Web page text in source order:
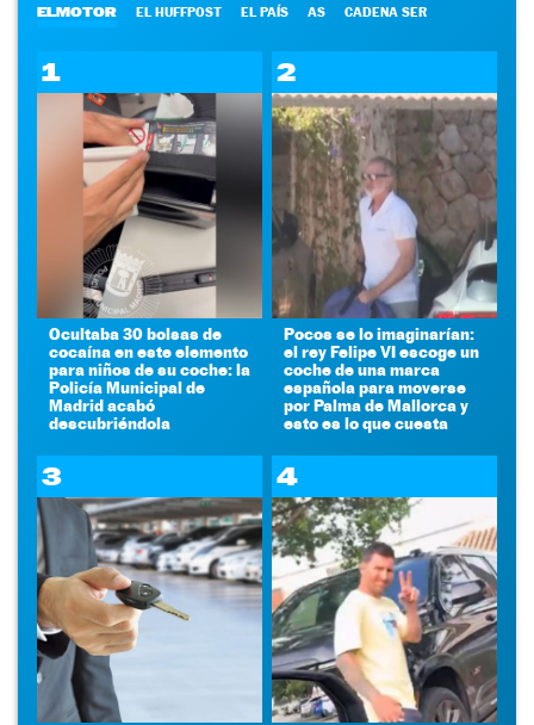
ELMOTOR EL HUFFPOST EL PAÍS AS CADENA SER
1
Ocultaba 30 bolsas de
cocaína en este elemento
para niños de su coche: la
Policía Municipal de
Madrid acabó
descubriéndola
2
Pocos se lo imaginarían:
el rey Felipe VI escoge un
coche de una marca
española para moverse
por Palma de Mallorca y
esto es lo que cuesta
3 4